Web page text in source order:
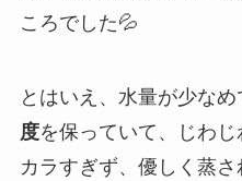
ころでした💦
とはいえ、水量が少な
度を保っていて、じわ
カラすぎず、優しく蒸